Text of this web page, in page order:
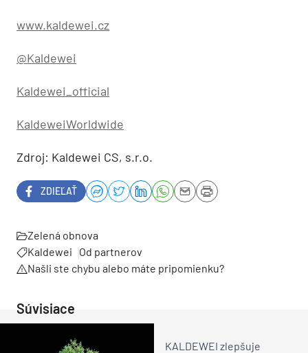
www.kaldewei.cz
@Kaldewei
Kaldewei_official
KaldeweiWorldwide
Zdroj: Kaldewei CS, s.r.o.
ZDIEĽAŤ
Zelená obnova
Kaldewei
Od partnerov
Našli ste chybu alebo máte pripomienku?
Súvisiace
KALDEWEI zlepšuje